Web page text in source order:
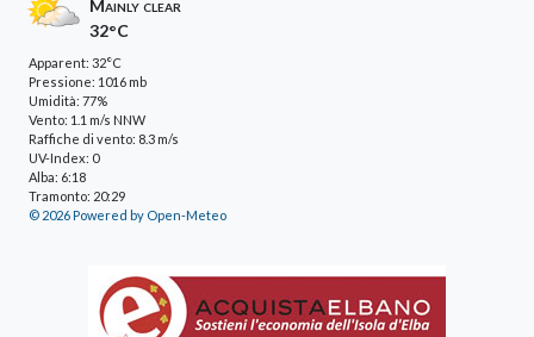
Mainly clear
32°C
Apparent: 32°C
Pressione: 1016 mb
Umidità: 77%
Vento: 1.1 m/s NNW
Raffiche di vento: 8.3 m/s
UV-Index: 0
Alba: 6:18
Tramonto: 20:29
© 2026 Powered by Open-Meteo